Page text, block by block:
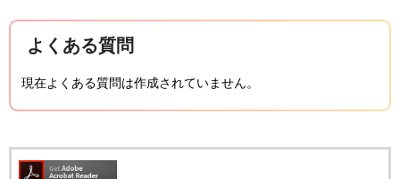
よくある質問
現在よくある質問は作成されていません。